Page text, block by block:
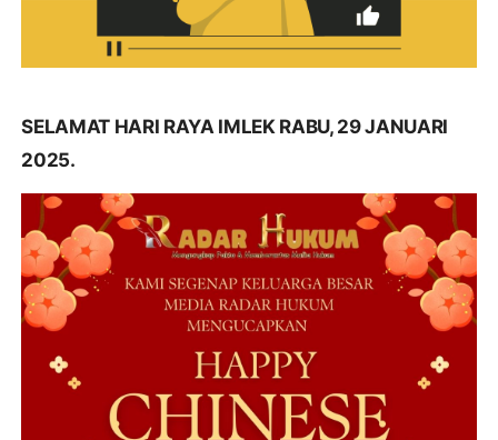
SELAMAT HARI RAYA IMLEK RABU, 29 JANUARI
2025.